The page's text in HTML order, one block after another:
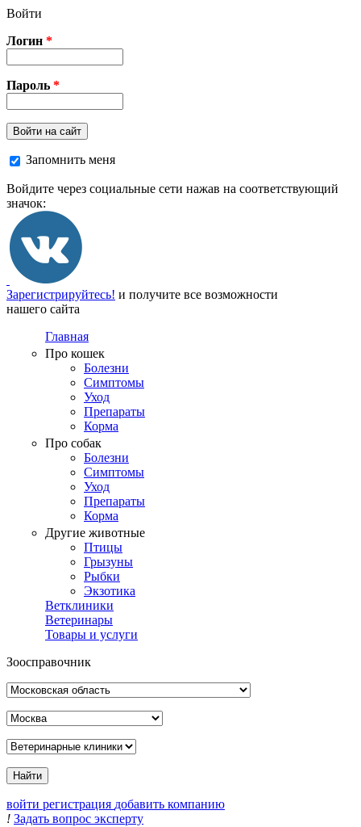
Перейти к основному содержанию
Войти
Логин *
Пароль *
Войти на сайт
Запомнить меня
Войдите через социальные сети нажав на соответствующий
значок:
Зарегистрируйтесь! и получите все возможности
нашего сайта
Главная
Про кошек
Болезни
Симптомы
Уход
Препараты
Корма
Про собак
Болезни
Симптомы
Уход
Препараты
Корма
Другие животные
Птицы
Грызуны
Рыбки
Экзотика
Ветклиники
Ветеринары
Товары и услуги
Зоосправочник
войти регистрация добавить компанию
! Задать вопрос эксперту